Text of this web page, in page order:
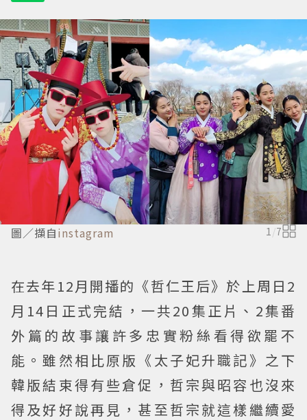
圖／擷自instagram 1 /7
在去年12月開播的《哲仁王后》於上周日2
月14日正式完結，一共20集正片、2集番
外篇的故事讓許多忠實粉絲看得欲罷不
能。雖然相比原版《太子妃升職記》之下
韓版結束得有些倉促，哲宗與昭容也沒來
得及好好說再見，甚至哲宗就這樣繼續愛